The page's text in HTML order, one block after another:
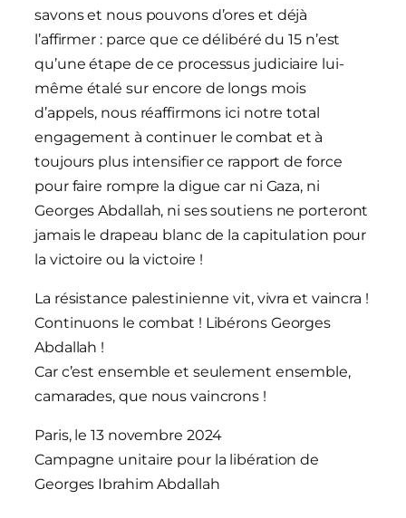
savons et nous pouvons d’ores et déjà
l’affirmer : parce que ce délibéré du 15 n’est
qu’une étape de ce processus judiciaire lui-
même étalé sur encore de longs mois
d’appels, nous réaffirmons ici notre total
engagement à continuer le combat et à
toujours plus intensifier ce rapport de force
pour faire rompre la digue car ni Gaza, ni
Georges Abdallah, ni ses soutiens ne porteront
jamais le drapeau blanc de la capitulation pour
la victoire ou la victoire !
La résistance palestinienne vit, vivra et vaincra !
Continuons le combat ! Libérons Georges
Abdallah !
Car c’est ensemble et seulement ensemble,
camarades, que nous vaincrons !
Paris, le 13 novembre 2024
Campagne unitaire pour la libération de
Georges Ibrahim Abdallah